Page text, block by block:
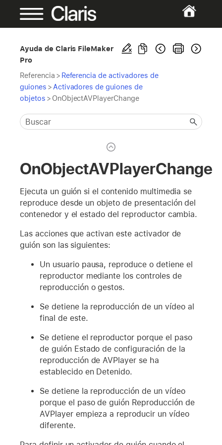
Ayuda de Claris FileMaker
Pro
Referencia > Referencia de activadores de
guiones > Activadores de guiones de
objetos > OnObjectAVPlayerChange
OnObjectAVPlayerChange
Ejecuta un guión si el contenido multimedia se
reproduce desde un objeto de presentación del
contenedor y el estado del reproductor cambia.
Las acciones que activan este activador de
guión son las siguientes:
Un usuario pausa, reproduce o detiene el
reproductor mediante los controles de
reproducción o gestos.
Se detiene la reproducción de un vídeo al
final de este.
Se detiene el reproductor porque el paso
de guión Estado de configuración de la
reproducción de AVPlayer se ha
establecido en Detenido.
Se detiene la reproducción de un vídeo
porque el paso de guión Reproducción de
AVPlayer empieza a reproducir un vídeo
diferente.